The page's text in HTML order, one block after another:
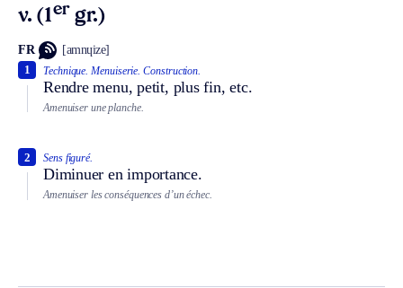
v. (1er gr.)
FR [amnɥize]
Technique. Menuiserie. Construction.
Rendre menu, petit, plus fin, etc.
1
Amenuiser une planche.
Sens figuré.
Diminuer en importance.
2
Amenuiser les conséquences d’un échec.